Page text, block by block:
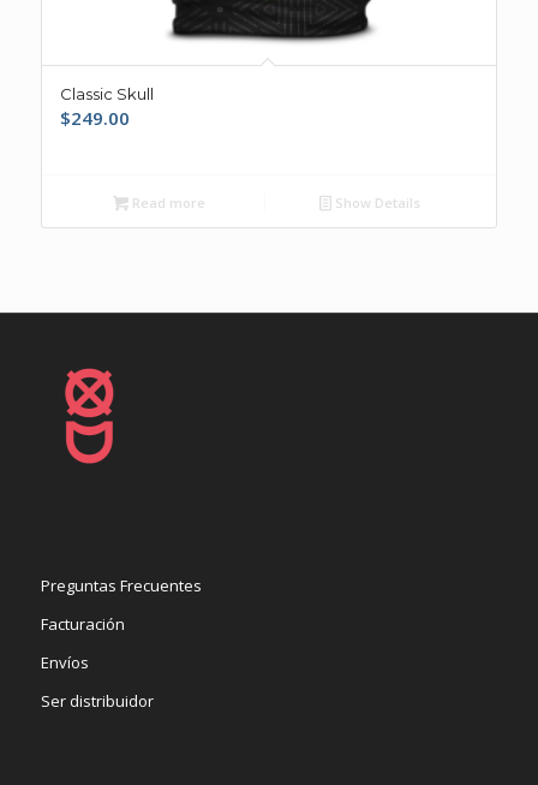
Classic Skull
$249.00
Read more Show Details
Preguntas Frecuentes
Facturación
Envíos
Ser distribuidor